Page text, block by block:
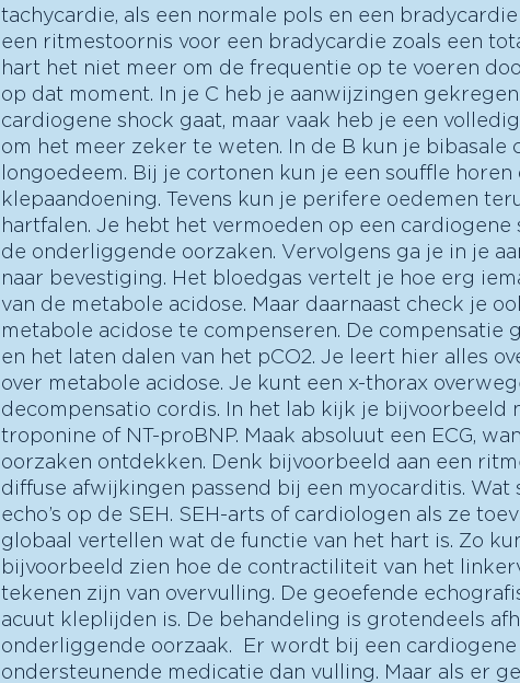
tachycardie, als een normale pols en een
een ritmestoornis voor een bradycardie zoals een
hart het niet meer om de frequentie op te voeren
op dat moment. In je C heb je aanwijzingen
cardiogene shock gaat, maar vaak heb je een
om het meer zeker te weten. In de B kun je bibasale
longoedeem. Bij je cortonen kun je een souffle
klepaandoening. Tevens kun je perifere oedemen
hartfalen. Je hebt het vermoeden op een
de onderliggende oorzaken. Vervolgens ga je in je
naar bevestiging. Het bloedgas vertelt je hoe erg
van de metabole acidose. Maar daarnaast check je
metabole acidose te compenseren. De compensatie
en het laten dalen van het pCO2. Je leert hier alles
over metabole acidose. Je kunt een x-thorax
decompensatio cordis. In het lab kijk je bijvoorbeeld
troponine of NT-proBNP. Maak absoluut een ECG,
oorzaken ontdekken. Denk bijvoorbeeld aan een
diffuse afwijkingen passend bij een myocarditis. Wat
echo’s op de SEH. SEH-arts of cardiologen als ze
globaal vertellen wat de functie van het hart is. Zo
bijvoorbeeld zien hoe de contractiliteit van het
tekenen zijn van overvulling. De geoefende
acuut kleplijden is. De behandeling is grotendeels
onderliggende oorzaak.  Er wordt bij een
ondersteunende medicatie dan vulling. Maar als er